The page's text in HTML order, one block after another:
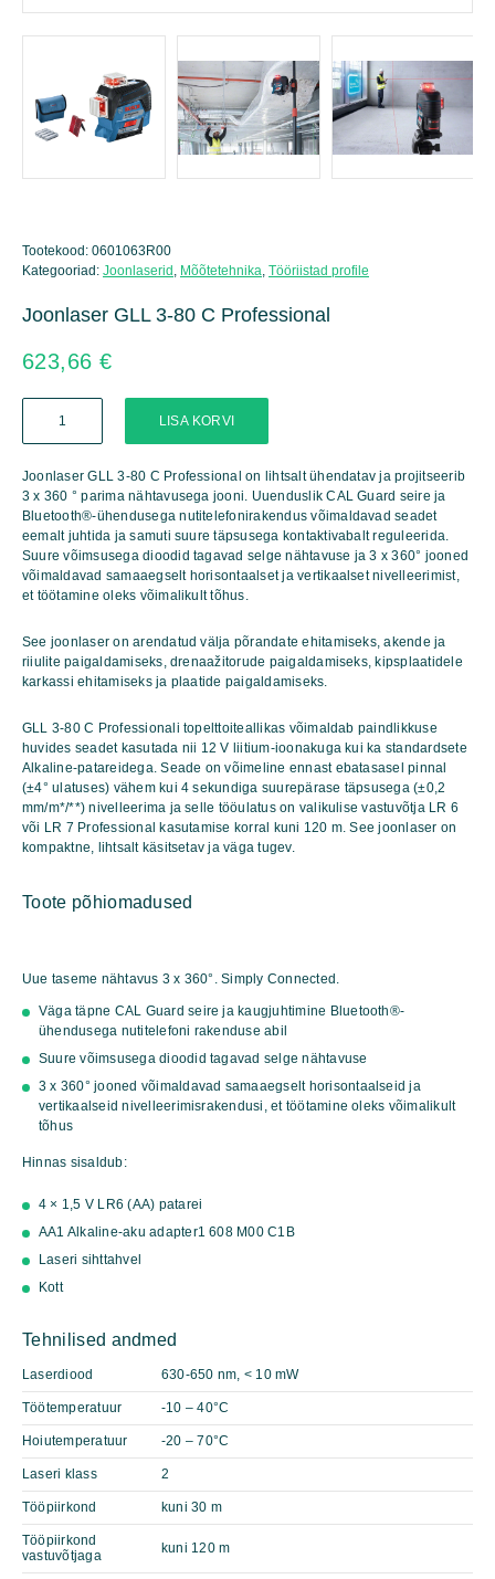
Tootekood: 0601063R00
Kategooriad: Joonlaserid Mõõtetehnika Tööriistad profile
Joonlaser GLL 3-80 C Professional
623,66 €
3-
C
Professional
kogus
LISA KORVI
Joonlaser GLL 3-80 C Professional on lihtsalt ühendatav ja projitseerib
3 x 360 ° parima nähtavusega jooni. Uuenduslik CAL Guard seire ja
Bluetooth®-ühendusega nutitelefonirakendus võimaldavad seadet
eemalt juhtida ja samuti suure täpsusega kontaktivabalt reguleerida.
Suure võimsusega dioodid tagavad selge nähtavuse ja 3 x 360° jooned
võimaldavad samaaegselt horisontaalset ja vertikaalset nivelleerimist,
et töötamine oleks võimalikult tõhus.
See joonlaser on arendatud välja põrandate ehitamiseks, akende ja
riiulite paigaldamiseks, drenaažitorude paigaldamiseks, kipsplaatidele
karkassi ehitamiseks ja plaatide paigaldamiseks.
GLL 3-80 C Professionali topelttoiteallikas võimaldab paindlikkuse
huvides seadet kasutada nii 12 V liitium-ioonakuga kui ka standardsete
Alkaline-patareidega. Seade on võimeline ennast ebatasasel pinnal
(±4° ulatuses) vähem kui 4 sekundiga suurepärase täpsusega (±0,2
mm/m*/**) nivelleerima ja selle tööulatus on valikulise vastuvõtja LR 6
või LR 7 Professional kasutamise korral kuni 120 m. See joonlaser on
kompaktne, lihtsalt käsitsetav ja väga tugev.
Toote põhiomadused
Uue taseme nähtavus 3 x 360°. Simply Connected.
Väga täpne CAL Guard seire ja kaugjuhtimine Bluetooth®-
ühendusega nutitelefoni rakenduse abil
Suure võimsusega dioodid tagavad selge nähtavuse
3 x 360° jooned võimaldavad samaaegselt horisontaalseid ja
vertikaalseid nivelleerimisrakendusi, et töötamine oleks võimalikult
tõhus
Hinnas sisaldub:
4 × 1,5 V LR6 (AA) patarei
AA1 Alkaline-aku adapter1 608 M00 C1B
Laseri sihttahvel
Kott
Tehnilised andmed
Laserdiood 630-650 nm, < 10 mW
Töötemperatuur -10 – 40°C
Hoiutemperatuur -20 – 70°C
Laseri klass 2
Tööpiirkond kuni 30 m
Tööpiirkond
vastuvõtjaga
kuni 120 m